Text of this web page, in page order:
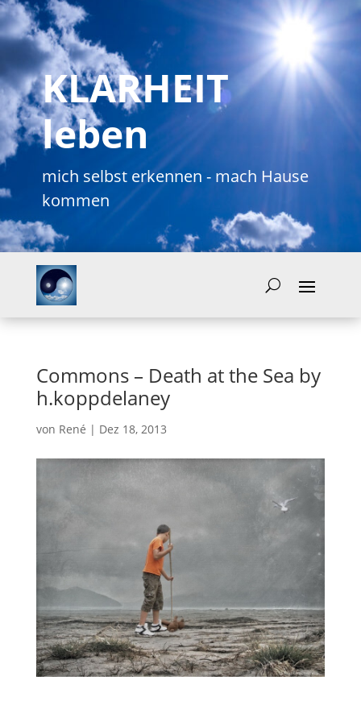
KLARHEIT
leben
mich selbst erkennen - mach Hause
kommen
Commons – Death at the Sea by
h.koppdelaney
von René | Dez 18, 2013